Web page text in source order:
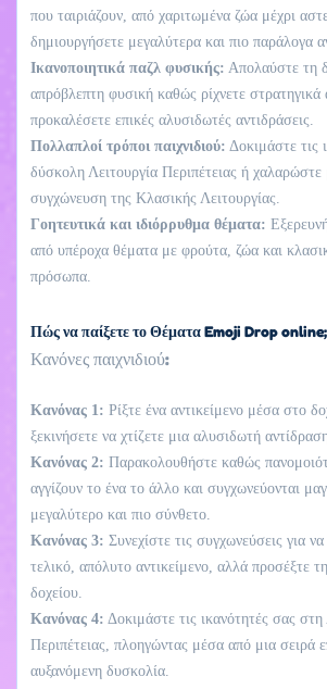
που ταιριάζουν, από χαριτωμένα ζώα μέχρι
δημιουργήσετε μεγαλύτερα και πιο παράλογα
Ικανοποιητικά παζλ φυσικής: Απολαύστε τη
απρόβλεπτη φυσική καθώς ρίχνετε στρατηγικά
προκαλέσετε επικές αλυσιδωτές αντιδράσεις.
Πολλαπλοί τρόποι παιχνιδιού: Δοκιμάστε τις
δύσκολη Λειτουργία Περιπέτειας ή χαλαρώστε
συγχώνευση της Κλασικής Λειτουργίας.
Γοητευτικά και ιδιόρρυθμα θέματα:
από υπέροχα θέματα με φρούτα, ζώα και
πρόσωπα.
Πώς να παίξετε το Θέματα Emoji Drop online;
Κανόνες παιχνιδιού:
Κανόνας 1: Ρίξτε ένα αντικείμενο μέσα στο
ξεκινήσετε να χτίζετε μια αλυσιδωτή
Κανόνας 2: Παρακολουθήστε καθώς
αγγίζουν το ένα το άλλο και συγχωνεύονται
μεγαλύτερο και πιο σύνθετο.
Κανόνας 3: Συνεχίστε τις συγχωνεύσεις για
τελικό, απόλυτο αντικείμενο, αλλά προσέξτε
δοχείου.
Κανόνας 4: Δοκιμάστε τις ικανότητές σας στη
Περιπέτειας, πλοηγώντας μέσα από μια σειρά
αυξανόμενη δυσκολία.